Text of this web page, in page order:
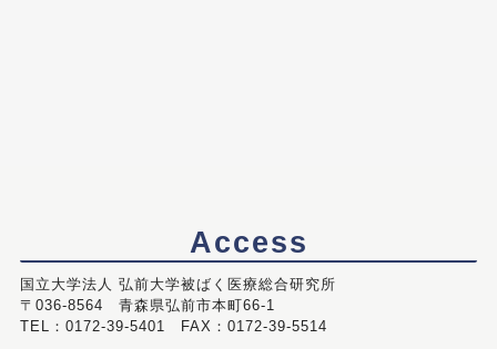
Access
国立大学法人 弘前大学被ばく医療総合研究所
〒036-8564 青森県弘前市本町66-1
TEL：0172-39-5401 FAX：0172-39-5514